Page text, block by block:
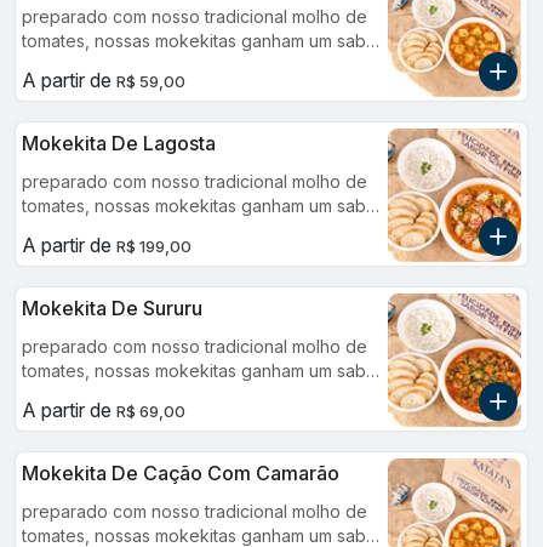
preparado com nosso tradicional molho de
tomates, nossas mokekitas ganham um sabor
A partir de R$ 59,00
Mokekita De Lagosta
preparado com nosso tradicional molho de
tomates, nossas mokekitas ganham um sabor
A partir de R$ 199,00
Mokekita De Sururu
preparado com nosso tradicional molho de
tomates, nossas mokekitas ganham um sabor
A partir de R$ 69,00
Mokekita De Cação Com Camarão
preparado com nosso tradicional molho de
tomates, nossas mokekitas ganham um sabor